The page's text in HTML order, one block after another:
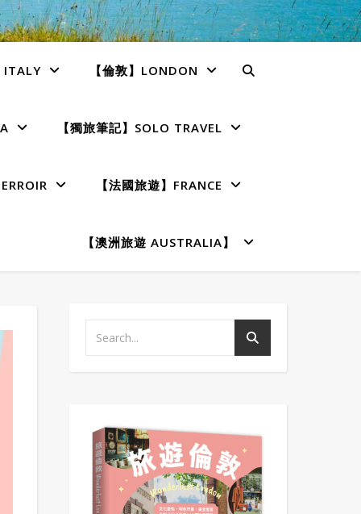
ITALY 【倫敦】LONDON
【獨旅筆記】SOLO TRAVEL
【法國旅遊】FRANCE
【澳洲旅遊 AUSTRALIA】